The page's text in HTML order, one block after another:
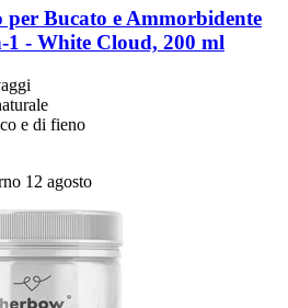
per Bucato e Ammorbidente
​1 -​ White Cloud, 200 ml
e di fieno
12 agosto